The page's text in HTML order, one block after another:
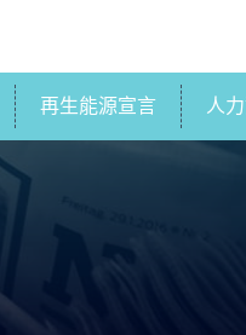
再生能源宣言 人